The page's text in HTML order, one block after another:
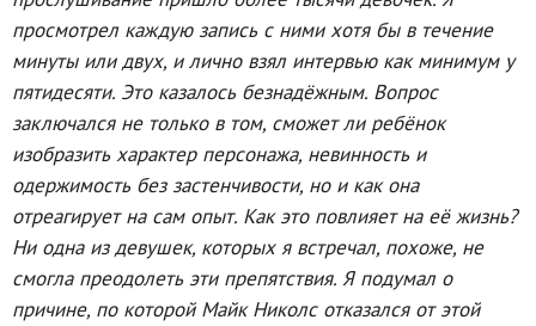
просмотрел каждую запись с ними хотя бы в течение
минуты или двух, и лично взял интервью как минимум у
пятидесяти. Это казалось безнадёжным. Вопрос
заключался не только в том, сможет ли ребёнок
изобразить характер персонажа, невинность и
одержимость без застенчивости, но и как она
отреагирует на сам опыт. Как это повлияет на её жизнь?
Ни одна из девушек, которых я встречал, похоже, не
смогла преодолеть эти препятствия. Я подумал о
причине, по которой Майк Николс отказался от этой